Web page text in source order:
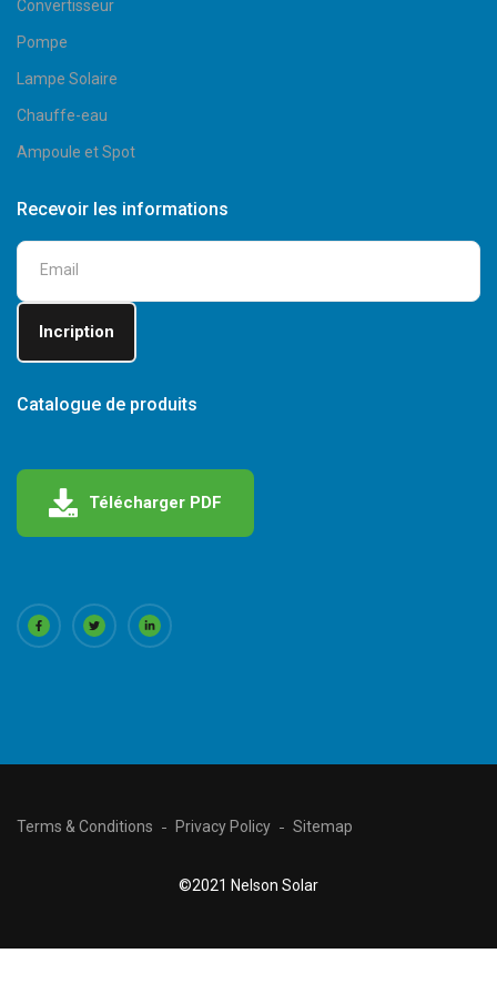
Convertisseur
Pompe
Lampe Solaire
Chauffe-eau
Ampoule et Spot
Recevoir les informations
Catalogue de produits
Télécharger PDF
Terms & Conditions Privacy Policy Sitemap
©2021 Nelson Solar